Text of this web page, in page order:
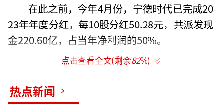
在此之前，今年4月份，宁德时代已完成20
23年年度分红，每10股分红50.28元，共派发现
金220.60亿，占当年净利润的50%。
但有意思的是，这么大的利好并未在二级
时代股价较前一日还下跌了0.18%。
点击查看全文(剩余82%)
热点新闻